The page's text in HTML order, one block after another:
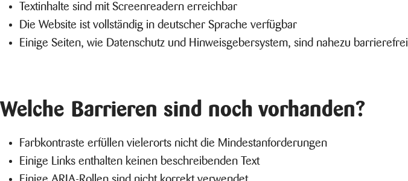
Textinhalte sind mit Screenreadern erreichbar
Die Website ist vollständig in deutscher Sprache verfügbar
Einige Seiten, wie Datenschutz und Hinweisgebersystem, sind nahezu barrierefrei
Welche Barrieren sind noch vorhanden?
Farbkontraste erfüllen vielerorts nicht die Mindestanforderungen
Einige Links enthalten keinen beschreibenden Text
Einige ARIA-Rollen sind nicht korrekt verwendet